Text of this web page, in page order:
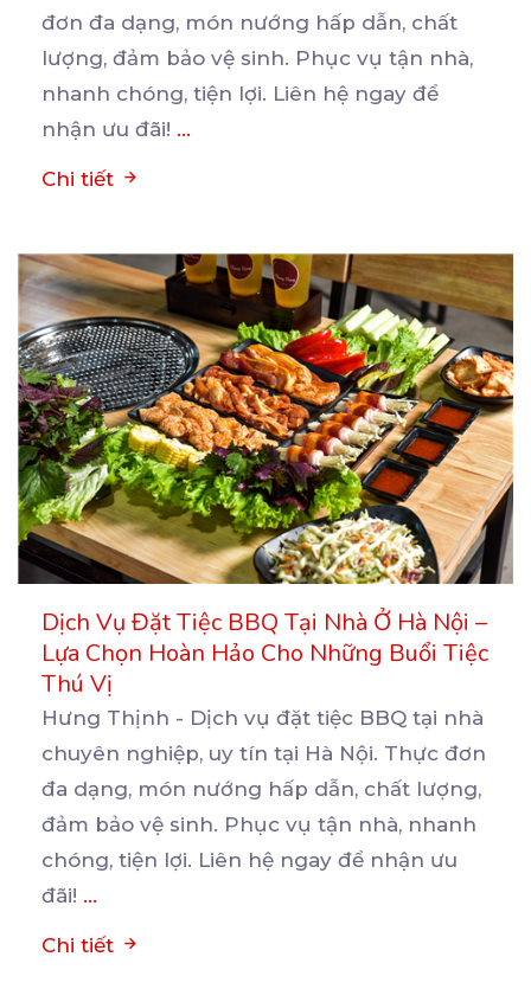
đơn đa dạng, món nướng hấp dẫn, chất
lượng, đảm bảo vệ sinh. Phục vụ tận nhà,
nhanh chóng, tiện lợi. Liên hệ ngay để
nhận ưu đãi! ...
Chi tiết
Dịch Vụ Đặt Tiệc BBQ Tại Nhà Ở Hà Nội –
Lựa Chọn Hoàn Hảo Cho Những Buổi Tiệc
Thú Vị
Hưng Thịnh - Dịch vụ đặt tiệc BBQ tại nhà
chuyên nghiệp, uy tín tại Hà Nội. Thực đơn
đa dạng, món nướng hấp dẫn, chất lượng,
đảm bảo vệ sinh. Phục vụ tận nhà, nhanh
chóng, tiện lợi. Liên hệ ngay để nhận ưu
đãi! ...
Chi tiết